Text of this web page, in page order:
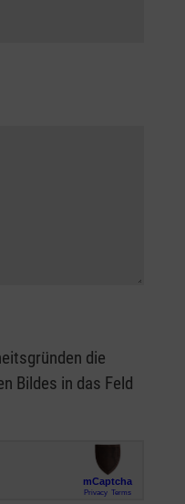
die
Bildes in das Feld